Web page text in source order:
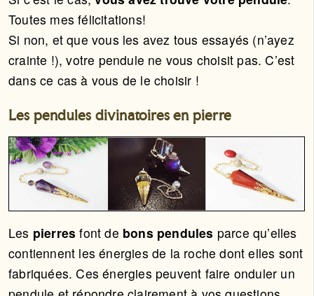
Toutes mes félicitations!
Si non, et que vous les avez tous essayés (n’ayez
crainte !), votre pendule ne vous choisit pas. C’est
dans ce cas à vous de le choisir !
Les pendules divinatoires en pierre
Les pierres font de bons pendules parce qu’elles
contiennent les énergies de la roche dont elles sont
fabriquées. Ces énergies peuvent faire onduler un